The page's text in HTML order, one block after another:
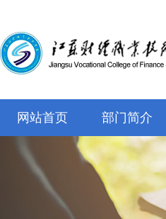
网站首页 部门简介